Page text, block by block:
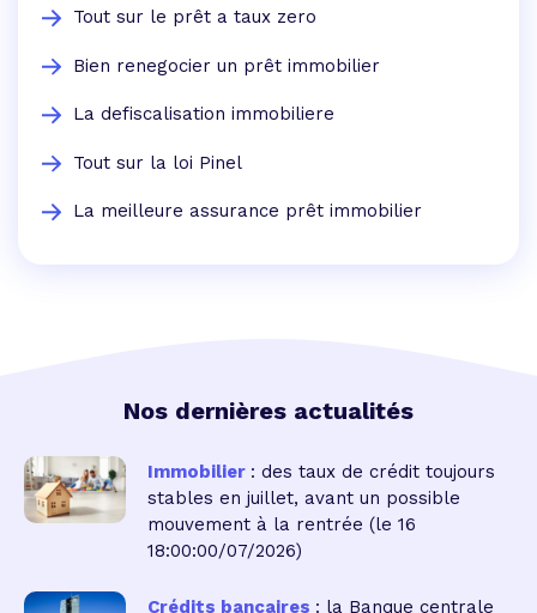
Tout sur le prêt a taux zero
Bien renegocier un prêt immobilier
La defiscalisation immobiliere
Tout sur la loi Pinel
La meilleure assurance prêt immobilier
Nos dernières actualités
Immobilier : des taux de crédit toujours
stables en juillet, avant un possible
mouvement à la rentrée (le 16
18:00:00/07/2026)
Crédits bancaires : la Banque centrale